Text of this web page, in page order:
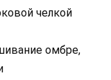
омбре,